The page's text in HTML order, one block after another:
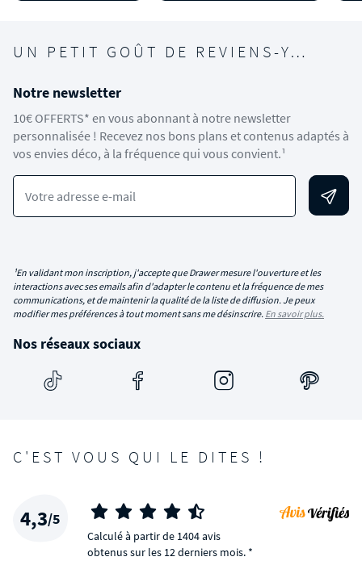
UN PETIT GOÛT DE REVIENS-Y…
Notre newsletter
10€ OFFERTS* en vous abonnant à notre newsletter
personnalisée ! Recevez nos bons plans et contenus adaptés à
vos envies déco, à la fréquence qui vous convient.¹
Votre adresse e-mail
¹En validant mon inscription, j'accepte que Drawer mesure l'ouverture et les
interactions avec ses emails afin d'adapter le contenu et la fréquence de mes
communications, et de maintenir la qualité de la liste de diffusion. Je peux
modifier mes préférences à tout moment sans me désinscrire. En savoir plus.
Nos réseaux sociaux
C'EST VOUS QUI LE DITES !
4,3/5
Calculé à partir de 1404 avis
obtenus sur les 12 derniers mois. *